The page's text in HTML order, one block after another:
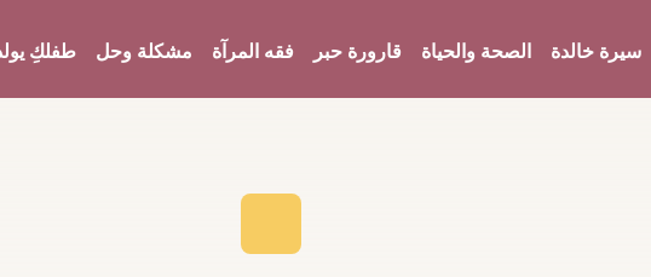
سيرة خالدة الصحة والحياة قارورة حبر فقه المرآة مشكلة وحل طفلكِ